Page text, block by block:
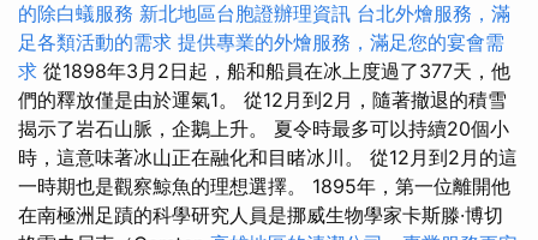
的除白蟻服務 新北地區台胞證辦理資訊 台北外燴服務，滿
足各類活動的需求 提供專業的外燴服務，滿足您的宴會需
求 從1898年3月2日起，船和船員在冰上度過了377天，他
們的釋放僅是由於運氣1。 從12月到2月，隨著撤退的積雪
揭示了岩石山脈，企鵝上升。 夏令時最多可以持續20個小
時，這意味著冰山正在融化和目睹冰川。 從12月到2月的這
一時期也是觀察鯨魚的理想選擇。 1895年，第一位離開他
在南極洲足蹟的科學研究人員是挪威生物學家卡斯滕·博切